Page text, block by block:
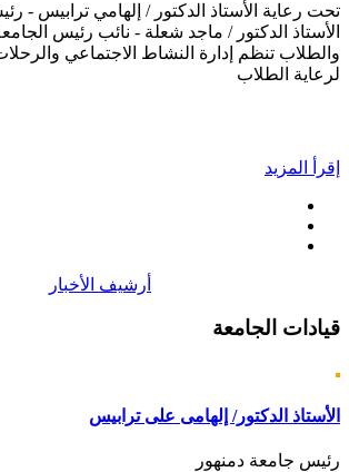
تحت رعاية الأستاذ الدكتور / إلهامي ترابيس -
الأستاذ الدكتور / ماجد شعلة - نائب رئيس
والطلاب تنظم إدارة النشاط الاجتماعي والرحلات
لرعاية الطلاب
إقرأ المزيد
أرشيف الأخبار
قيادات الجامعة
الأستاذ الدكتور/ إلهامى على ترابيس
رئيس جامعة دمنهور